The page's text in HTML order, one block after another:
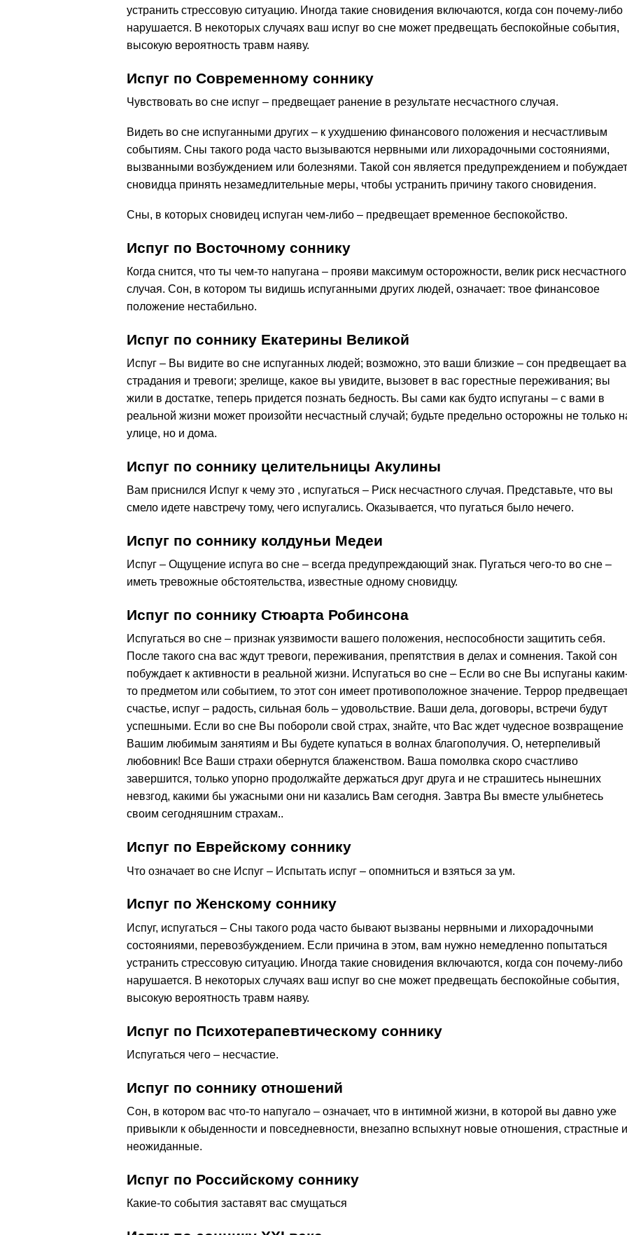
устранить стрессовую ситуацию. Иногда такие сновидения включаются, когда сон почему-либо
нарушается. В некоторых случаях ваш испуг во сне может предвещать беспокойные события,
высокую вероятность травм наяву.
Испуг по Современному соннику
Чувствовать во сне испуг – предвещает ранение в результате несчастного случая.
Видеть во сне испуганными других – к ухудшению финансового положения и несчастливым
событиям. Сны такого рода часто вызываются нервными или лихорадочными состояниями,
вызванными возбуждением или болезнями. Такой сон является предупреждением и побуждает
сновидца принять незамедлительные меры, чтобы устранить причину такого сновидения.
Сны, в которых сновидец испуган чем-либо – предвещает временное беспокойство.
Испуг по Восточному соннику
Когда снится, что ты чем-то напугана – прояви максимум осторожности, велик риск несчастного
случая. Сон, в котором ты видишь испуганными других людей, означает: твое финансовое
положение нестабильно.
Испуг по соннику Екатерины Великой
Испуг – Вы видите во сне испуганных людей; возможно, это ваши близкие – сон предвещает
страдания и тревоги; зрелище, какое вы увидите, вызовет в вас горестные переживания; вы
жили в достатке, теперь придется познать бедность. Вы сами как будто испуганы – с вами в
реальной жизни может произойти несчастный случай; будьте предельно осторожны не только
улице, но и дома.
Испуг по соннику целительницы Акулины
Вам приснился Испуг к чему это , испугаться – Риск несчастного случая. Представьте, что вы
смело идете навстречу тому, чего испугались. Оказывается, что пугаться было нечего.
Испуг по соннику колдуньи Медеи
Испуг – Ощущение испуга во сне – всегда предупреждающий знак. Пугаться чего-то во сне –
иметь тревожные обстоятельства, известные одному сновидцу.
Испуг по соннику Стюарта Робинсона
Испугаться во сне – признак уязвимости вашего положения, неспособности защитить себя.
После такого сна вас ждут тревоги, переживания, препятствия в делах и сомнения. Такой сон
побуждает к активности в реальной жизни. Испугаться во сне – Если во сне Вы испуганы
то предметом или событием, то этот сон имеет противоположное значение. Террор
счастье, испуг – радость, сильная боль – удовольствие. Ваши дела, договоры, встречи будут
успешными. Если во сне Вы побороли свой страх, знайте, что Вас ждет чудесное возвращение
Вашим любимым занятиям и Вы будете купаться в волнах благополучия. О, нетерпеливый
любовник! Все Ваши страхи обернутся блаженством. Ваша помолвка скоро счастливо
завершится, только упорно продолжайте держаться друг друга и не страшитесь нынешних
невзгод, какими бы ужасными они ни казались Вам сегодня. Завтра Вы вместе улыбнетесь
своим сегодняшним страхам..
Испуг по Еврейскому соннику
Что означает во сне Испуг – Испытать испуг – опомниться и взяться за ум.
Испуг по Женскому соннику
Испуг, испугаться – Сны такого рода часто бывают вызваны нервными и лихорадочными
состояниями, перевозбуждением. Если причина в этом, вам нужно немедленно попытаться
устранить стрессовую ситуацию. Иногда такие сновидения включаются, когда сон почему-либо
нарушается. В некоторых случаях ваш испуг во сне может предвещать беспокойные события,
высокую вероятность травм наяву.
Испуг по Психотерапевтическому соннику
Испугаться чего – несчастие.
Испуг по соннику отношений
Сон, в котором вас что-то напугало – означает, что в интимной жизни, в которой вы давно уже
привыкли к обыденности и повседневности, внезапно вспыхнут новые отношения, страстные и
неожиданные.
Испуг по Российскому соннику
Какие-то события заставят вас смущаться